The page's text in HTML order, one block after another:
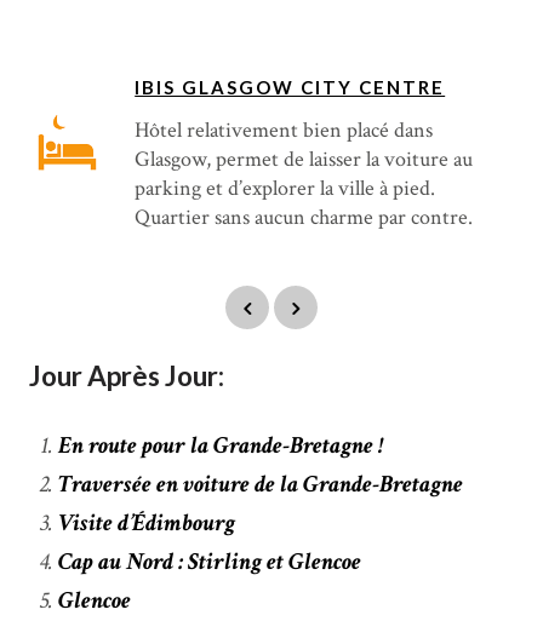
IBIS GLASGOW CITY CENTRE
Hôtel relativement bien placé dans
Glasgow, permet de laisser la voiture au
parking et d’explorer la ville à pied.
Quartier sans aucun charme par contre.
Jour Après Jour:
En route pour la Grande-Bretagne !
Traversée en voiture de la Grande-Bretagne
Visite d’Édimbourg
Cap au Nord : Stirling et Glencoe
Glencoe